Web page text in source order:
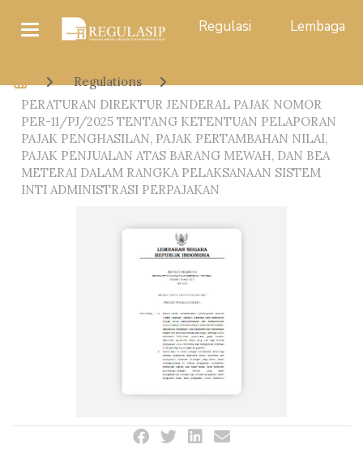
Regulasi Lembaga
Regulations
PERATURAN DIREKTUR JENDERAL PAJAK NOMOR
PER-11/PJ/2025 TENTANG KETENTUAN PELAPORAN
PAJAK PENGHASILAN, PAJAK PERTAMBAHAN NILAI,
PAJAK PENJUALAN ATAS BARANG MEWAH, DAN BEA
METERAI DALAM RANGKA PELAKSANAAN SISTEM
INTI ADMINISTRASI PERPAJAKAN